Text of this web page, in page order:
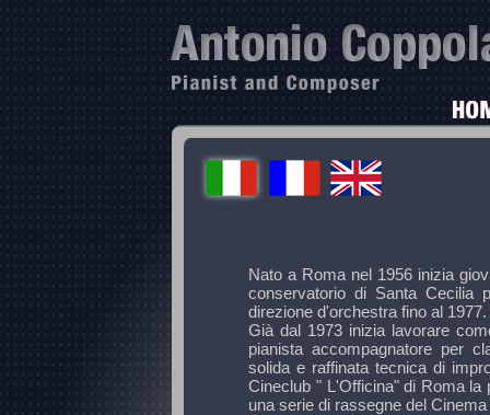
Nato a Roma nel 1956 inizia
conservatorio di Santa Cecilia
direzione d'orchestra fino al 1977.
Già dal 1973 inizia lavorare
pianista accompagnatore per
solida e raffinata tecnica di
Cineclub " L'Officina" di Roma
una serie di rassegne del